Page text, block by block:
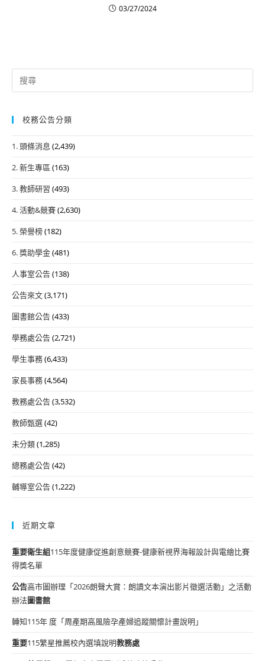
03/27/2024
Search
for:
校務公告分類
1. 頭條消息 (2,439)
2. 新生專區 (163)
3. 教師研習 (493)
4. 活動&競賽(2,630)
5. 榮譽榜(182)
6. 獎助學金(481)
人事室公告(138)
公告來文(3,171)
圖書館公告(433)
學務處公告(2,721)
學生事務(6,433)
家長事務(4,564)
教務處公告(3,532)
教師甄選(42)
未分類(1,285)
總務處公告(42)
輔導室公告(1,222)
近期文章
重要衛生組115年度健康促進創意競賽-健康新視界海報設計與電繪比賽
得獎名單
公告高市圖辦理「2026朗聲大賞：朗讀文本演出影片徵選活動」之活動
辦法圖書館
轉知115年 度「周產期高風險孕產婦追蹤關懷計畫說明」
重要115繁星推薦校內選填說明教務處